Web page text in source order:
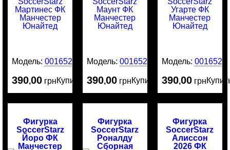
Модель:0016525
390,00 грнКупить
Модель:0016524
390,00 грнКупить
Модель: 0016523
390,00 грн
Фигурка
SoccerStarz
Йоро ФК
Манчестер
Фигурка
SoccerStarz
Роналду
Сборная
Фигурка
SoccerStarz
Алиссон
2026 ФК